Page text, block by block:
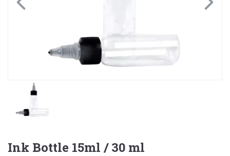
Ink Bottle 15ml / 30 ml